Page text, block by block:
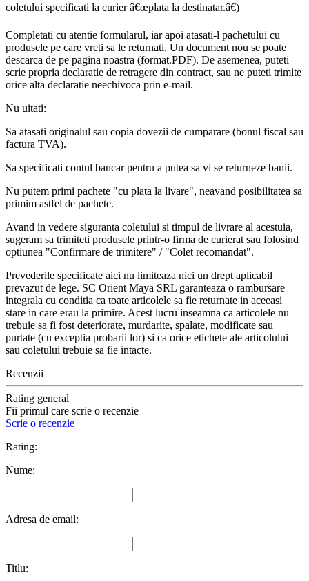
coletului specificati la curier â€œplata la destinatar.â€)
Completati cu atentie formularul, iar apoi atasati-l pachetului cu
produsele pe care vreti sa le returnati. Un document nou se poate
descarca de pe pagina noastra (format.PDF). De asemenea, puteti
scrie propria declaratie de retragere din contract, sau ne puteti trimite
orice alta declaratie neechivoca prin e-mail.
Nu uitati:
Sa atasati originalul sau copia dovezii de cumparare (bonul fiscal sau
factura TVA).
Sa specificati contul bancar pentru a putea sa vi se returneze banii.
Nu putem primi pachete "cu plata la livare", neavand posibilitatea sa
primim astfel de pachete.
Avand in vedere siguranta coletului si timpul de livrare al acestuia,
sugeram sa trimiteti produsele printr-o firma de curierat sau folosind
optiunea "Confirmare de trimitere" / "Colet recomandat".
Prevederile specificate aici nu limiteaza nici un drept aplicabil
prevazut de lege. SC Orient Maya SRL garanteaza o rambursare
integrala cu conditia ca toate articolele sa fie returnate in aceeasi
stare in care erau la primire. Acest lucru inseamna ca articolele nu
trebuie sa fi fost deteriorate, murdarite, spalate, modificate sau
purtate (cu exceptia probarii lor) si ca orice etichete ale articolului
sau coletului trebuie sa fie intacte.
Recenzii
Rating general
Fii primul care scrie o recenzie
Scrie o recenzie
Rating:
Nume:
Adresa de email:
Titlu: